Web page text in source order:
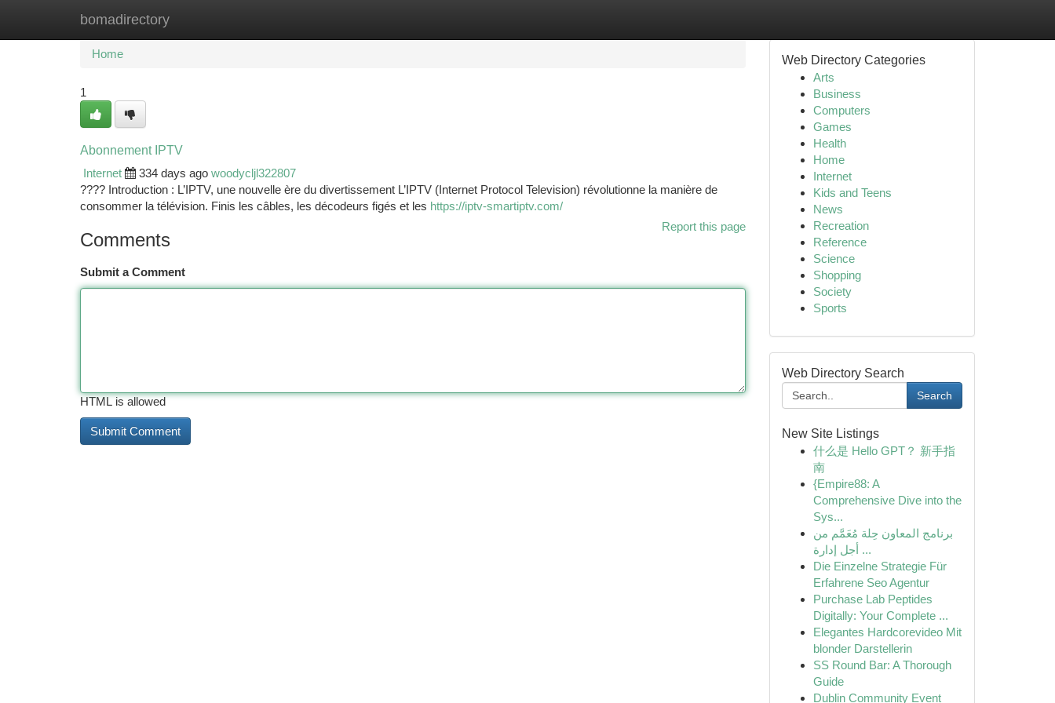
bomadirectory
Home New Site Listings
Home
1
Abonnement IPTV
Internet
334 days ago woodycljl322807
???? Introduction : L’IPTV, une nouvelle ère du divertissement L’IPTV (Internet Protocol Television) révolutionne la manière de
consommer la télévision. Finis les câbles, les décodeurs figés et les https://iptv-smartiptv.com/
Report this page
Comments
Submit a Comment
HTML is allowed
Web Directory Categories
Arts
Business
Computers
Games
Health
Home
Internet
Kids and Teens
News
Recreation
Reference
Science
Shopping
Society
Sports
Web Directory Search
Search
New Site Listings
什么是 Hello GPT？ 新手指
南
{Empire88: A
Comprehensive Dive into the
Sys...
برنامج المعاون حِلة مُعَمَّم من
أجل إدارة ...
Die Einzelne Strategie Für
Erfahrene Seo Agentur
Purchase Lab Peptides
Digitally: Your Complete ...
Elegantes Hardcorevideo Mit
blonder Darstellerin
SS Round Bar: A Thorough
Guide
Dublin Community Event